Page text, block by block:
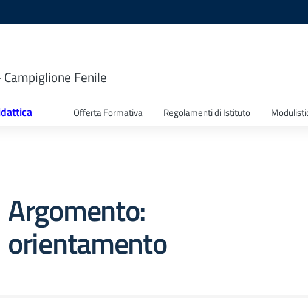
Fenile
Offerta Formativa Regolamenti di Istituto
Argomento:
orientamento